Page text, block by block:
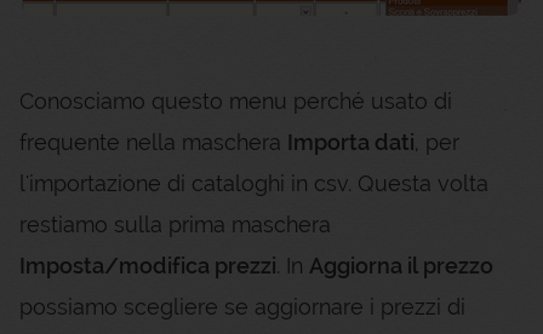
Conosciamo questo menu perché usato di
frequente nella maschera Importa dati , per
l'importazione di cataloghi in csv. Questa volta
restiamo sulla prima maschera
Imposta/modifica prezzi. In Aggiorna il prezzo
possiamo scegliere se aggiornare i prezzi di